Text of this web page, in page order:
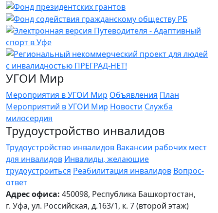
УГОИ Мир
Мероприятия в УГОИ Мир Объявления План
Мероприятий в УГОИ Мир Новости Служба
милосердия
Трудоустройство инвалидов
Трудоустройство инвалидов Вакансии рабочих мест
для инвалидов Инвалиды, желающие
трудоустроиться Реабилитация инвалидов Вопрос-
ответ
Адрес офиса: 450098, Республика Башкортостан,
г. Уфа, ул. Российская, д.163/1, к. 7 (второй этаж)